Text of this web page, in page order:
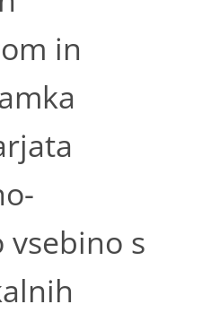
in
vsebino s